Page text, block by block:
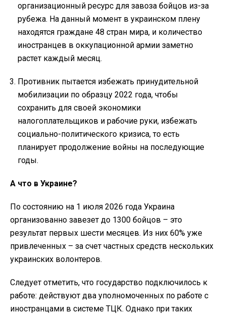
организационный ресурс для завоза бойцов из-за
рубежа. На данный момент в украинском плену
находятся граждане 48 стран мира, и количество
иностранцев в оккупационной армии заметно
растет каждый месяц.
Противник пытается избежать принудительной
мобилизации по образцу 2022 года, чтобы
сохранить для своей экономики
налогоплательщиков и рабочие руки, избежать
социально-политического кризиса, то есть
планирует продолжение войны на последующие
годы.
А что в Украине?
По состоянию на 1 июля 2026 года Украина
организованно завезет до 1300 бойцов – это
результат первых шести месяцев. Из них 60% уже
привлеченных – за счет частных средств нескольких
украинских волонтеров.
Следует отметить, что государство подключилось к
работе: действуют два уполномоченных по работе с
иностранцами в системе ТЦК. Однако при таких